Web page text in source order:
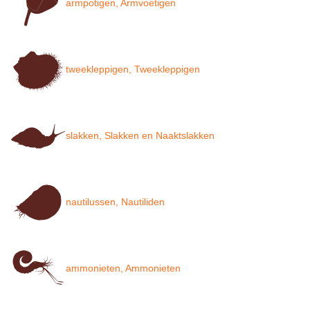
armpotigen, Armvoetigen
tweekleppigen, Tweekleppigen
slakken, Slakken en Naaktslakken
nautilussen, Nautiliden
ammonieten, Ammonieten